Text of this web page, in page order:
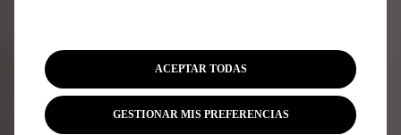
GESTIONAR MIS PREFERENCIAS
ACEPTAR TODAS